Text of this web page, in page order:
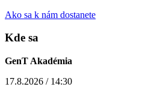
Ako sa k nám dostanete
Kde sa
GenT Akadémia
17.8.2026 / 14:30